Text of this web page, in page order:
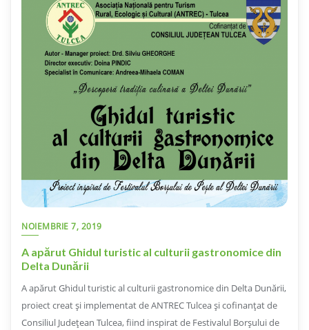
NOIEMBRIE 7, 2019
A apărut Ghidul turistic al culturii gastronomice din
Delta Dunării
A apărut Ghidul turistic al culturii gastronomice din Delta Dunării,
proiect creat și implementat de ANTREC Tulcea și cofinanțat de
Consiliul Județean Tulcea, fiind inspirat de Festivalul Borșului de